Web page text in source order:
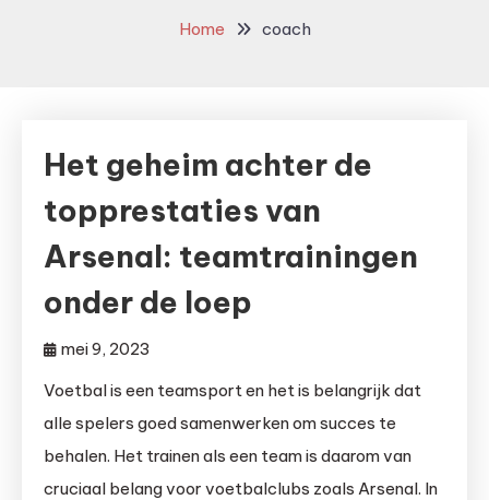
Home coach
Het geheim achter de
topprestaties van
Arsenal: teamtrainingen
onder de loep
mei 9, 2023
Voetbal is een teamsport en het is belangrijk dat
alle spelers goed samenwerken om succes te
behalen. Het trainen als een team is daarom van
cruciaal belang voor voetbalclubs zoals Arsenal. In